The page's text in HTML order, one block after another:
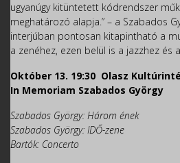
ugyanúgy kitüntetett kódrendszer
meghatározó alapja.” – a Szabados
interjúban pontosan kitapintható a
a zenéhez, ezen belül is a jazzhez és
Október 13. 19:30 Olasz
In Memoriam Szabados György
Szabados György: Három ének
Szabados György: IDŐ-zene
Bartók: Concerto